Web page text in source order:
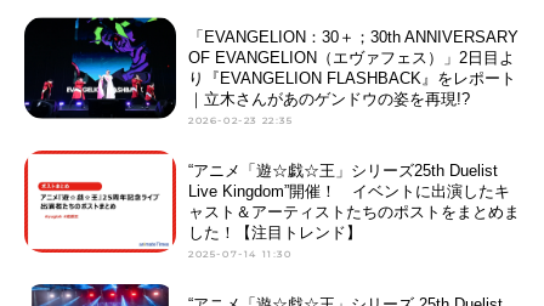
「EVANGELION：30＋；30th ANNIVERSARY
OF EVANGELION（エヴァフェス）」2日目よ
り『EVANGELION FLASHBACK』をレポート
｜立木さんがあのゲンドウの姿を再現!?
2026-02-23 22:35
“アニメ「遊☆戯☆王」シリーズ25th Duelist
Live Kingdom”開催！ イベントに出演したキ
ャスト＆アーティストたちのポストをまとめま
した！【注目トレンド】
2025-07-14 11:30